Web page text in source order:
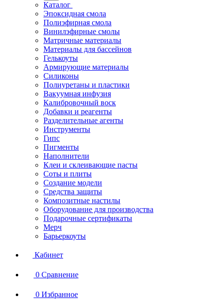
Каталог
Эпоксидная смола
Полиэфирная смола
Винилэфирные смолы
Матричные материалы
Материалы для бассейнов
Гелькоуты
Армирующие материалы
Силиконы
Полиуретаны и пластики
Вакуумная инфузия
Калибровочный воск
Добавки и реагенты
Разделительные агенты
Инструменты
Гипс
Пигменты
Наполнители
Клеи и склеивающие пасты
Соты и плиты
Создание модели
Средства защиты
Композитные настилы
Оборудование для производства
Подарочные сертификаты
Мерч
Барьеркоуты
Кабинет
0 Сравнение
0 Избранное